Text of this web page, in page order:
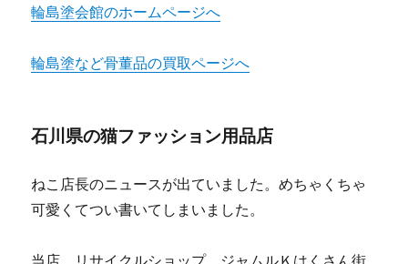
輪島塗会館のホームページへ
輪島塗など骨董品の買取ページへ
石川県の猫ファッション用品店
ねこ店長のニュースが出ていました。めちゃくちゃ
可愛くてつい書いてしまいました。